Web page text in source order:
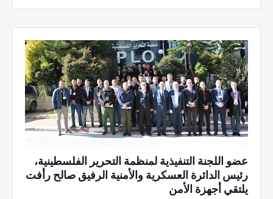
عضو اللجنة التنفيذية لمنظمة التحرير الفلسطينية،
رئيس الدائرة العسكرية والأمنية الرفيق صالح رأفت
يلتقي أجهزة الأمن